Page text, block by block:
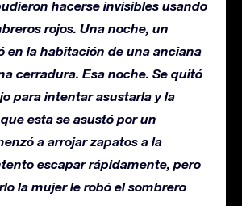
hacerse invisibles usando
rojos. Una noche, un
en la habitación de una anciana
cerradura. Esa noche. Se quitó
para intentar asustarla y la
esta se asustó por un
a arrojar zapatos a la
escapar rápidamente, pero
la mujer le robó el sombrero